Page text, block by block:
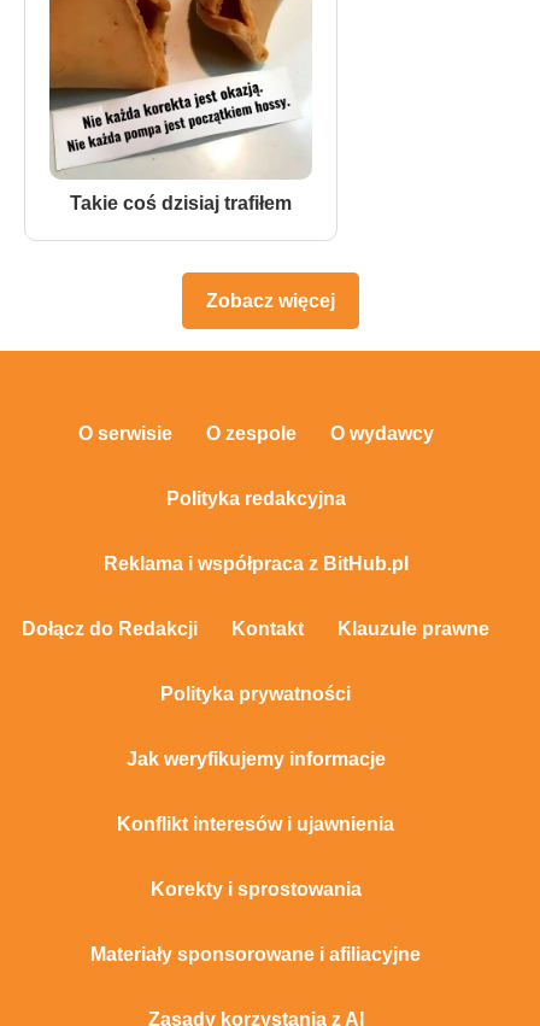
Takie coś dzisiaj trafiłem
Zobacz więcej
O serwisie O zespole O wydawcy
Polityka redakcyjna
Reklama i współpraca z BitHub.pl
Dołącz do Redakcji Kontakt Klauzule prawne
Polityka prywatności
Jak weryfikujemy informacje
Konflikt interesów i ujawnienia
Korekty i sprostowania
Materiały sponsorowane i afiliacyjne
Zasady korzystania z AI